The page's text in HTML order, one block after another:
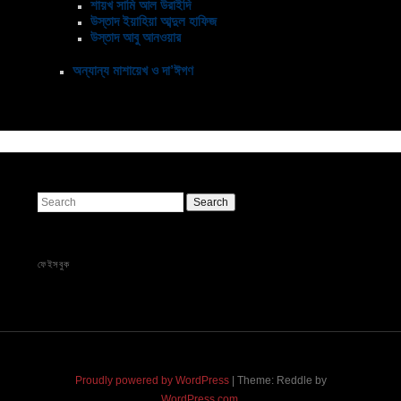
শায়খ সামি আল উরাইদি
উস্তাদ ইয়াহিয়া আব্দুল হাফিজ
উস্তাদ আবু আনওয়ার
অন্যান্য মাশায়েখ ও দা’ঈগণ
Search
ফেইসবুক
Proudly powered by WordPress | Theme: Reddle by